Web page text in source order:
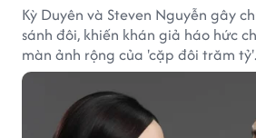
Kỳ Duyên và Steven Nguyễn gây
sánh đôi, khiến khán giả háo hức
màn ảnh rộng của 'cặp đôi trăm tỷ'.